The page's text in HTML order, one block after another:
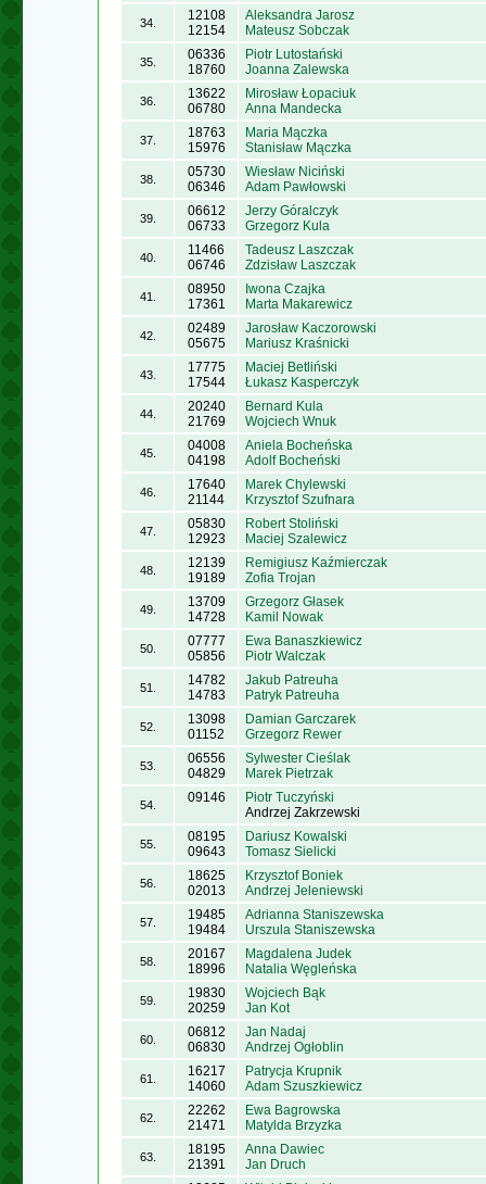
34.
12108
12154
Aleksandra Jarosz
Mateusz Sobczak
35.
06336
18760
Piotr Lutostański
Joanna Zalewska
36.
13622
06780
Mirosław Łopaciuk
Anna Mandecka
37.
18763
15976
Maria Mączka
Stanisław Mączka
38.
05730
06346
Wiesław Niciński
Adam Pawłowski
39.
06612
06733
Jerzy Góralczyk
Grzegorz Kula
40.
11466
06746
Tadeusz Laszczak
Zdzisław Laszczak
41.
08950
17361
Iwona Czajka
Marta Makarewicz
42.
02489
05675
Jarosław Kaczorowski
Mariusz Kraśnicki
43.
17775
17544
Maciej Betliński
Łukasz Kasperczyk
44.
20240
21769
Bernard Kula
Wojciech Wnuk
45.
04008
04198
Aniela Bocheńska
Adolf Bocheński
46.
17640
21144
Marek Chylewski
Krzysztof Szufnara
47.
05830
12923
Robert Stoliński
Maciej Szalewicz
48.
12139
19189
Remigiusz Kaźmierczak
Zofia Trojan
49.
13709
14728
Grzegorz Głasek
Kamil Nowak
50.
07777
05856
Ewa Banaszkiewicz
Piotr Walczak
51.
14782
14783
Jakub Patreuha
Patryk Patreuha
52.
13098
01152
Damian Garczarek
Grzegorz Rewer
53.
06556
04829
Sylwester Cieślak
Marek Pietrzak
54. 09146
Piotr Tuczyński
Andrzej Zakrzewski
55.
08195
09643
Dariusz Kowalski
Tomasz Sielicki
56.
18625
02013
Krzysztof Boniek
Andrzej Jeleniewski
57.
19485
19484
Adrianna Staniszewska
Urszula Staniszewska
58.
20167
18996
Magdalena Judek
Natalia Węgleńska
59.
19830
20259
Wojciech Bąk
Jan Kot
60.
06812
06830
Jan Nadaj
Andrzej Ogłoblin
61.
16217
14060
Patrycja Krupnik
Adam Szuszkiewicz
62.
22262
21471
Ewa Bagrowska
Matylda Brzyzka
63.
18195
21391
Anna Dawiec
Jan Druch